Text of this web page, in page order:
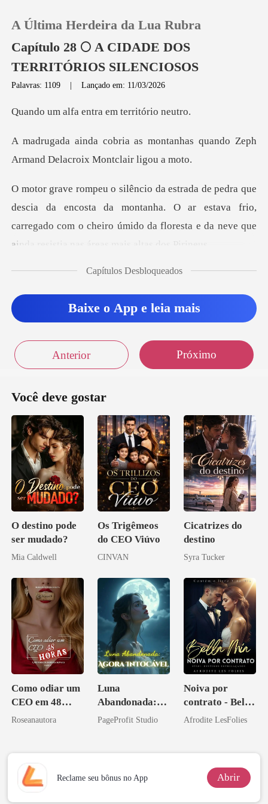
Histórico
Sair
Baixar App
A Última Herdeira da Lua Rubra
Capítulo 28 🌕 A CIDADE DOS
TERRITÓRIOS SILENCIOSOS
Palavras: 1109 |Lançado em: 11/03/2026
entra em terr
ntanhas quando Zeph
Armand Del
osta da montanha. O ar estava frio,
carregado com o cheiro úmido da f
e Capítulos Desbloqueados
Baixe o App e leia mais
Anterior Próximo
Você deve gostar
O destino pode
ser mudado?
Mia Caldwell
Os Trigêmeos
do CEO Viúvo
CINVAN
Cicatrizes do
destino
Syra Tucker
Como odiar um
CEO em 48
horas
Roseanautora
Luna
Abandonada:
Agora Intocável
PageProfit Studio
Noiva por
contrato - Bella
Mia
Afrodite LesFolies
Reclame seu bônus no App Abrir